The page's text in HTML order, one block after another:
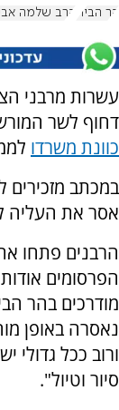
הר הבית הרב שלמה
עשרות מרבני
דחוף לשר
כוונת משרדו
במכתב מזכירים
אסר את העליה
הרבנים פתחו
הפרסומים
מודרכים בהר
נאסרה באופן
ורוב ככל גדולי
סיור וטיול".